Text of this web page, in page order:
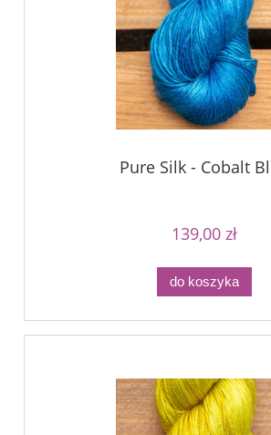
Pure Silk - Cobalt
139,00 zł
do koszyka